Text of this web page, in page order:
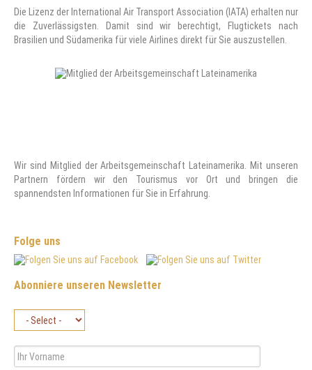
Die Lizenz der International Air Transport Association (IATA) erhalten nur
die Zuverlässigsten. Damit sind wir berechtigt, Flugtickets nach
Brasilien und Südamerika für viele Airlines direkt für Sie auszustellen.
Wir sind Mitglied der Arbeitsgemeinschaft Lateinamerika. Mit unseren
Partnern fördern wir den Tourismus vor Ort und bringen die
spannendsten Informationen für Sie in Erfahrung.
Folge uns
Abonniere unseren Newsletter